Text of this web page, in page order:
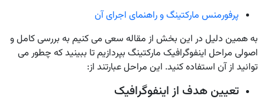
پرفورمنس مارکتینگ و راهنمای اجرای آن
به همین دلیل در این بخش از مقاله سعی می کنیم به بررسی کامل و
اصولی مراحل اینفوگرافیک مارکتینگ بپردازیم تا ببینید که چطور می
توانید از آن استفاده کنید. این مراحل عبارتند از:
تعیین هدف از اینفوگرافیک